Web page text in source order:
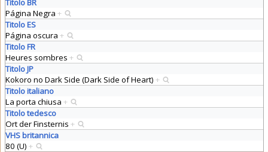
Titolo BR
Página Negra +
Titolo ES
Página oscura +
Titolo FR
Heures sombres +
Titolo JP
Kokoro no Dark Side (Dark Side of Heart) +
Titolo italiano
La porta chiusa +
Titolo tedesco
Ort der Finsternis +
VHS britannica
80 (U) +